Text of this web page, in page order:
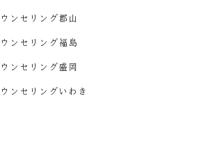
ンセリング郡山
ンセリング福島
ンセリング盛岡
ンセリングいわき